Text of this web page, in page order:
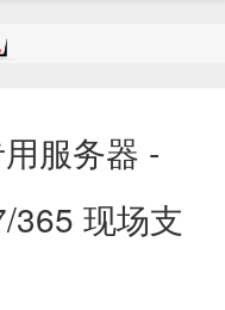
服务器 -
365 现场支